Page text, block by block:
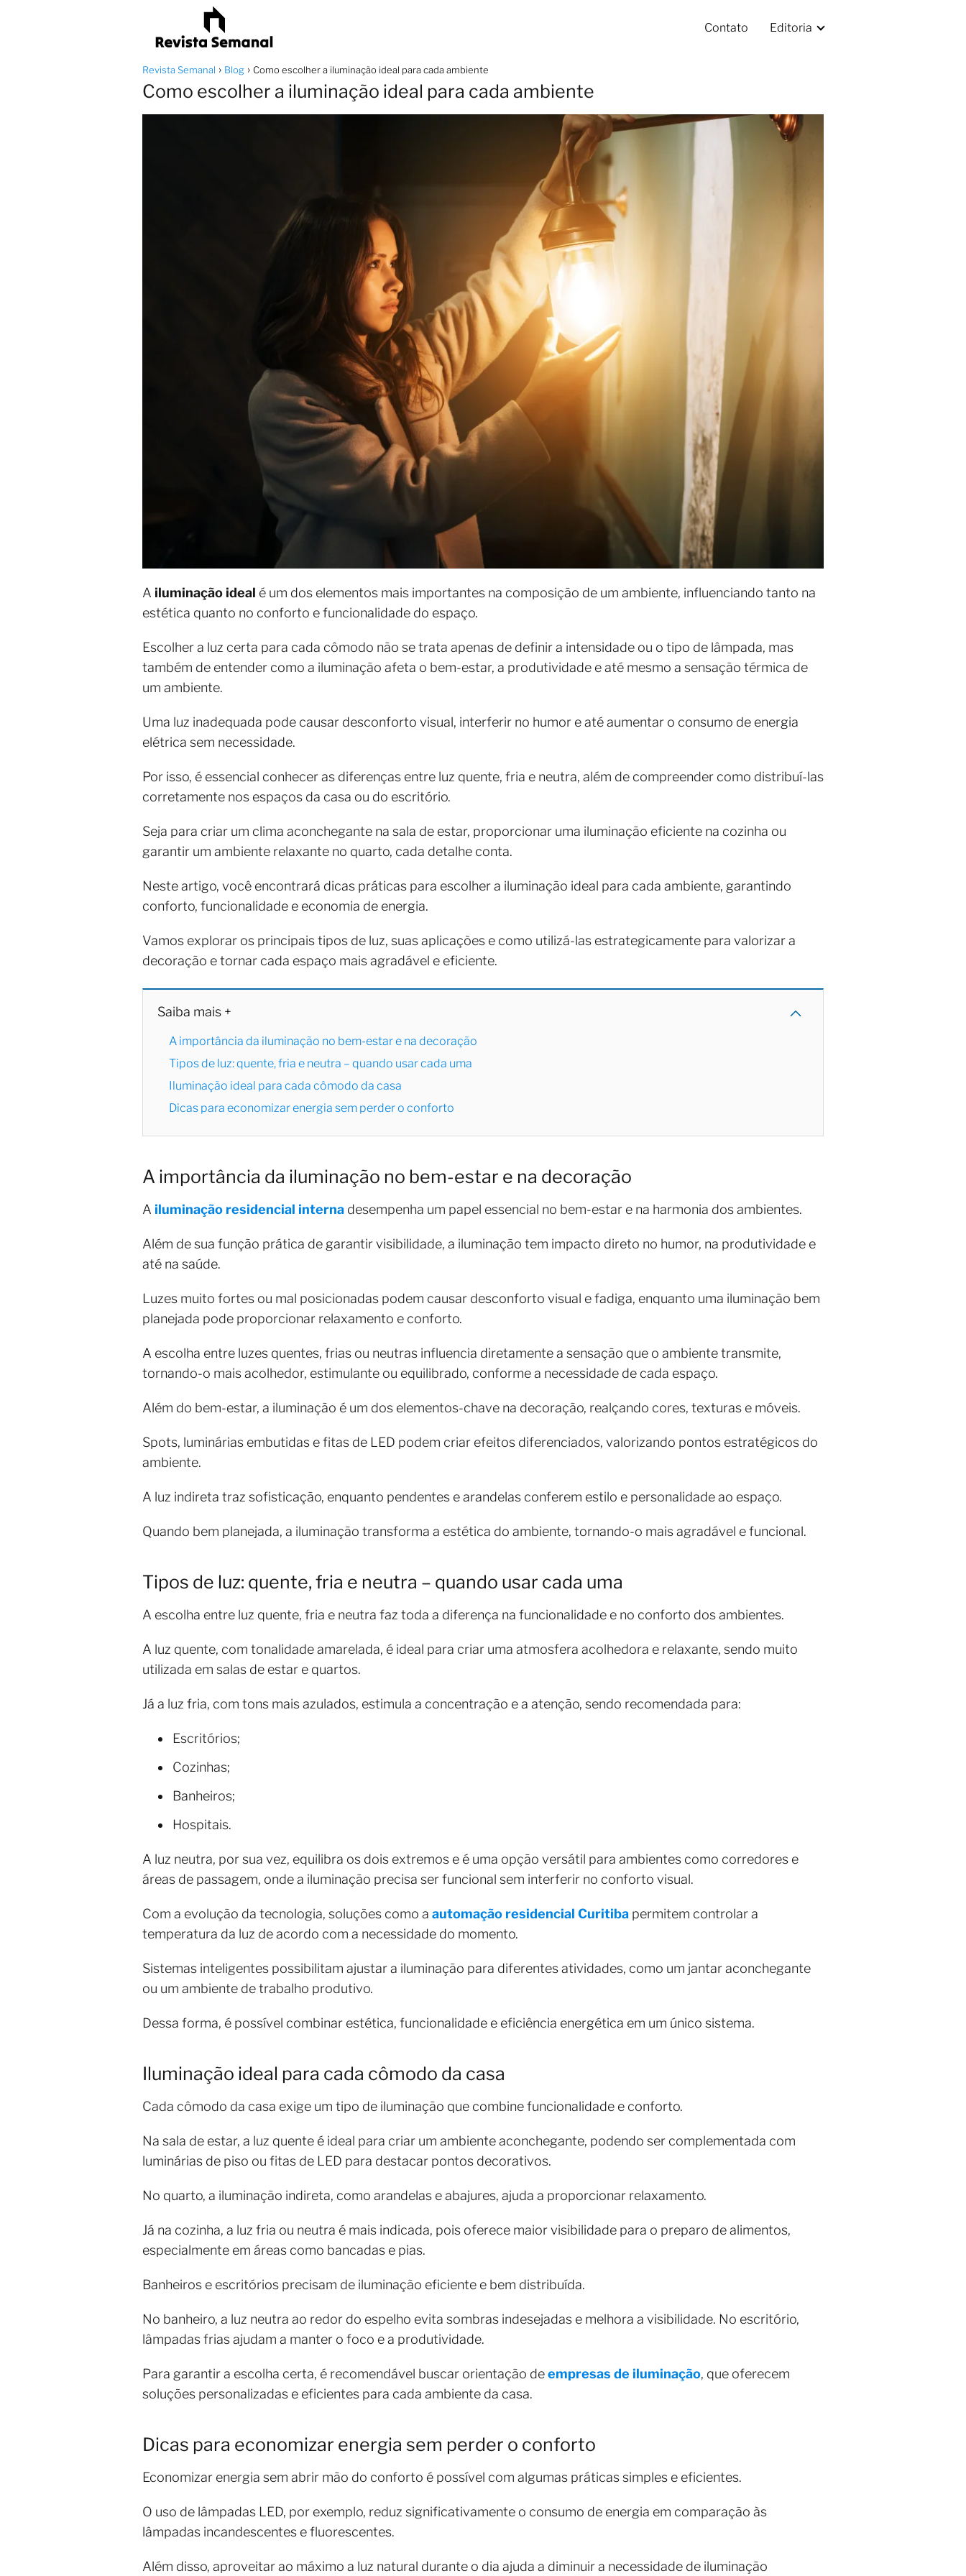
Contato Editoria
Revista Semanal Blog Como escolher a iluminação ideal para cada ambiente
Como escolher a iluminação ideal para cada ambiente
A iluminação ideal é um dos elementos mais importantes na composição de um ambiente, influenciando tanto na
estética quanto no conforto e funcionalidade do espaço.
Escolher a luz certa para cada cômodo não se trata apenas de definir a intensidade ou o tipo de lâmpada, mas
também de entender como a iluminação afeta o bem-estar, a produtividade e até mesmo a sensação térmica de
um ambiente.
Uma luz inadequada pode causar desconforto visual, interferir no humor e até aumentar o consumo de energia
elétrica sem necessidade.
Por isso, é essencial conhecer as diferenças entre luz quente, fria e neutra, além de compreender como distribuí-las
corretamente nos espaços da casa ou do escritório.
Seja para criar um clima aconchegante na sala de estar, proporcionar uma iluminação eficiente na cozinha ou
garantir um ambiente relaxante no quarto, cada detalhe conta.
Neste artigo, você encontrará dicas práticas para escolher a iluminação ideal para cada ambiente, garantindo
conforto, funcionalidade e economia de energia.
Vamos explorar os principais tipos de luz, suas aplicações e como utilizá-las estrategicamente para valorizar a
decoração e tornar cada espaço mais agradável e eficiente.
Saiba mais +
A importância da iluminação no bem-estar e na decoração
Tipos de luz: quente, fria e neutra – quando usar cada uma
Iluminação ideal para cada cômodo da casa
Dicas para economizar energia sem perder o conforto
A importância da iluminação no bem-estar e na decoração
A iluminação residencial interna desempenha um papel essencial no bem-estar e na harmonia dos ambientes.
Além de sua função prática de garantir visibilidade, a iluminação tem impacto direto no humor, na produtividade e
até na saúde.
Luzes muito fortes ou mal posicionadas podem causar desconforto visual e fadiga, enquanto uma iluminação bem
planejada pode proporcionar relaxamento e conforto.
A escolha entre luzes quentes, frias ou neutras influencia diretamente a sensação que o ambiente transmite,
tornando-o mais acolhedor, estimulante ou equilibrado, conforme a necessidade de cada espaço.
Além do bem-estar, a iluminação é um dos elementos-chave na decoração, realçando cores, texturas e móveis.
Spots, luminárias embutidas e fitas de LED podem criar efeitos diferenciados, valorizando pontos estratégicos do
ambiente.
A luz indireta traz sofisticação, enquanto pendentes e arandelas conferem estilo e personalidade ao espaço.
Quando bem planejada, a iluminação transforma a estética do ambiente, tornando-o mais agradável e funcional.
Tipos de luz: quente, fria e neutra – quando usar cada uma
A escolha entre luz quente, fria e neutra faz toda a diferença na funcionalidade e no conforto dos ambientes.
A luz quente, com tonalidade amarelada, é ideal para criar uma atmosfera acolhedora e relaxante, sendo muito
utilizada em salas de estar e quartos.
Já a luz fria, com tons mais azulados, estimula a concentração e a atenção, sendo recomendada para:
Escritórios;
Cozinhas;
Banheiros;
Hospitais.
A luz neutra, por sua vez, equilibra os dois extremos e é uma opção versátil para ambientes como corredores e
áreas de passagem, onde a iluminação precisa ser funcional sem interferir no conforto visual.
Com a evolução da tecnologia, soluções como a automação residencial Curitiba permitem controlar a
temperatura da luz de acordo com a necessidade do momento.
Sistemas inteligentes possibilitam ajustar a iluminação para diferentes atividades, como um jantar aconchegante
ou um ambiente de trabalho produtivo.
Dessa forma, é possível combinar estética, funcionalidade e eficiência energética em um único sistema.
Iluminação ideal para cada cômodo da casa
Cada cômodo da casa exige um tipo de iluminação que combine funcionalidade e conforto.
Na sala de estar, a luz quente é ideal para criar um ambiente aconchegante, podendo ser complementada com
luminárias de piso ou fitas de LED para destacar pontos decorativos.
No quarto, a iluminação indireta, como arandelas e abajures, ajuda a proporcionar relaxamento.
Já na cozinha, a luz fria ou neutra é mais indicada, pois oferece maior visibilidade para o preparo de alimentos,
especialmente em áreas como bancadas e pias.
Banheiros e escritórios precisam de iluminação eficiente e bem distribuída.
No banheiro, a luz neutra ao redor do espelho evita sombras indesejadas e melhora a visibilidade. No escritório,
lâmpadas frias ajudam a manter o foco e a produtividade.
Para garantir a escolha certa, é recomendável buscar orientação deempresas de iluminação, que oferecem
soluções personalizadas e eficientes para cada ambiente da casa.
Dicas para economizar energia sem perder o conforto
Economizar energia sem abrir mão do conforto é possível com algumas práticas simples e eficientes.
O uso de lâmpadas LED, por exemplo, reduz significativamente o consumo de energia em comparação às
lâmpadas incandescentes e fluorescentes.
Além disso, aproveitar ao máximo a luz natural durante o dia ajuda a diminuir a necessidade de iluminação